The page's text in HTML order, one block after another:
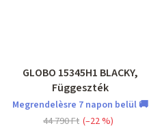
GLOBO 15345H1 BLACKY,
Függeszték
Megrendelèsre 7 napon belül 🚚
44 790 Ft (–22 %)